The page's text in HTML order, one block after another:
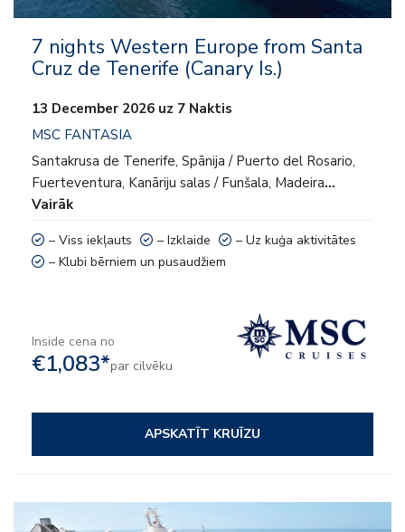
7 nights Western Europe from Santa
Cruz de Tenerife (Canary Is.)
13 December 2026 uz 7 Naktis
MSC FANTASIA
Santakrusa de Tenerife, Spānija / Puerto del Rosario,
Fuerteventura, Kanāriju salas / Funšala, Madeira…
Vairāk
– Viss iekļauts – Izklaide
– Uz kuģa aktivitātes
– Klubi bērniem un pusaudžiem
Inside cena no
€1,083*par cilvēku
APSKATĪT KRUĪZU
– Viss iekļauts